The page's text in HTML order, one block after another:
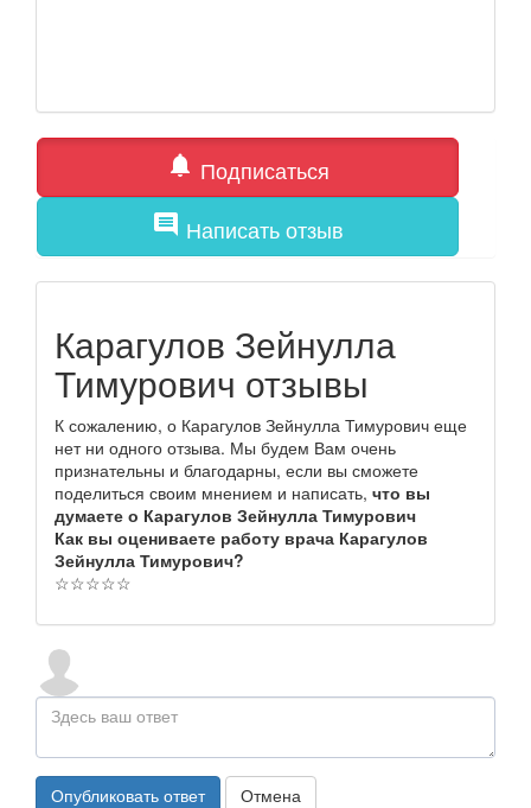
notifications Подписаться
comment Написать отзыв
Карагулов Зейнулла
Тимурович отзывы
К сожалению, о Карагулов Зейнулла Тимурович еще
нет ни одного отзыва. Мы будем Вам очень
признательны и благодарны, если вы сможете
поделиться своим мнением и написать, что вы
думаете о Карагулов Зейнулла Тимурович
Как вы оцениваете работу врача Карагулов
Зейнулла Тимурович?
☆☆☆☆☆
Опубликовать ответ Отмена